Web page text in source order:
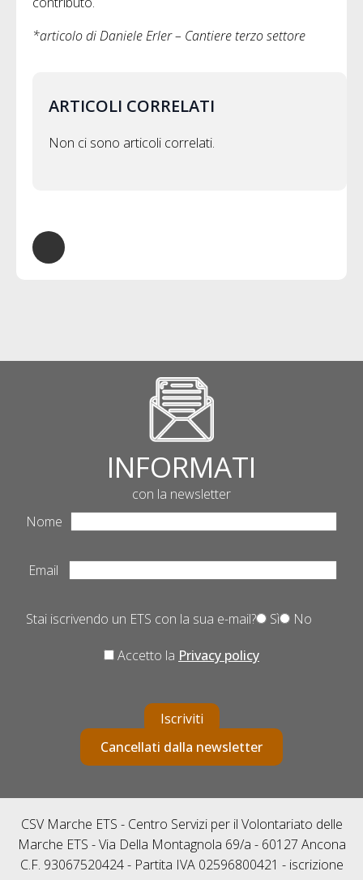
*articolo di Daniele Erler – Cantiere terzo settore
ARTICOLI CORRELATI
Non ci sono articoli correlati.
INFORMATI
con la newsletter
Nome
Email
Stai iscrivendo un ETS con la sua e-mail? Sì No
Accetto la Privacy policy
Iscriviti
Cancellati dalla newsletter
CSV Marche ETS - Centro Servizi per il Volontariato delle
Marche ETS - Via Della Montagnola 69/a - 60127 Ancona
C.F. 93067520424 - Partita IVA 02596800421 - iscrizione